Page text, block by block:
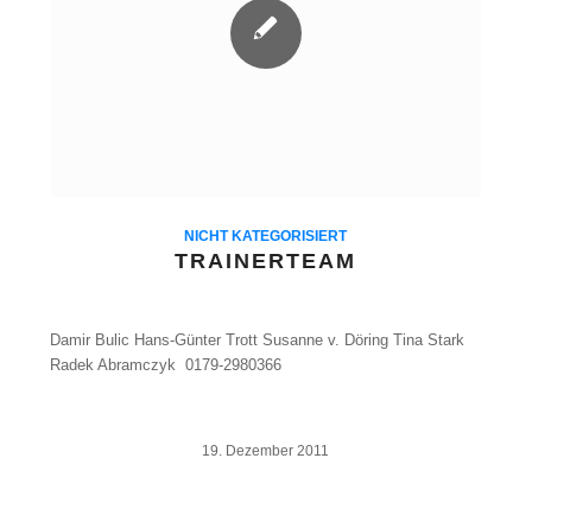
NICHT KATEGORISIERT
TRAINERTEAM
Damir Bulic Hans-Günter Trott Susanne v. Döring Tina Stark
Radek Abramczyk 0179-2980366
19. Dezember 2011